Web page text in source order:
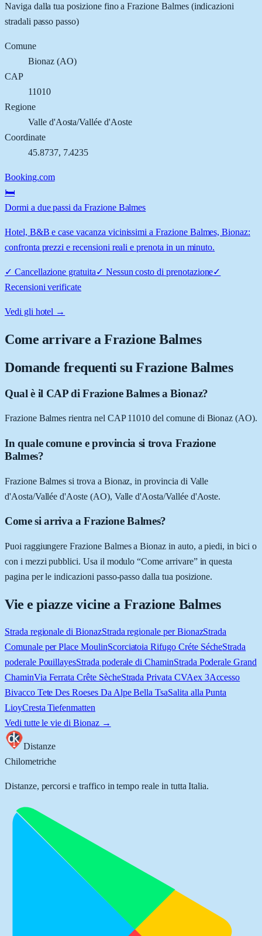
Naviga dalla tua posizione fino aFrazione Balmes(indicazioni
stradali passo passo)
Comune
Bionaz(AO)
CAP
11010
Regione
Valle d'Aosta/Vallée d'Aoste
Coordinate
45.8737, 7.4235
Booking.com
🛏️
Dormi a due passi da Frazione Balmes
Hotel, B&B e case vacanza vicinissimi a Frazione Balmes, Bionaz:
confronta prezzi e recensioni reali e prenota in un minuto.
✓ Cancellazione gratuita✓ Nessun costo di prenotazione✓
Recensioni verificate
Vedi gli hotel →
Come arrivare aFrazione Balmes
Domande frequenti su Frazione Balmes
Qual è il CAP di Frazione Balmes a Bionaz?
Frazione Balmes rientra nel CAP 11010 del comune di Bionaz (AO).
In quale comune e provincia si trova Frazione
Balmes?
Frazione Balmes si trova a Bionaz, in provincia di Valle
d'Aosta/Vallée d'Aoste (AO), Valle d'Aosta/Vallée d'Aoste.
Come si arriva a Frazione Balmes?
Puoi raggiungere Frazione Balmes a Bionaz in auto, a piedi, in bici o
con i mezzi pubblici. Usa il modulo “Come arrivare” in questa
pagina per le indicazioni passo-passo dalla tua posizione.
Vie e piazze vicine a Frazione Balmes
Strada regionale di BionazStrada regionale per BionazStrada
Comunale per Place MoulinScorciatoia Rifugo Créte SécheStrada
poderale PouillayesStrada poderale di ChaminStrada Poderale Grand
ChaminVia Ferrata Crête SècheStrada Privata CVAex 3Accesso
Bivacco Tete Des Roeses Da Alpe Bella TsaSalita alla Punta
LioyCresta Tiefenmatten
Vedi tutte le vie di Bionaz→
Distanze
Chilometriche
Distanze, percorsi e traffico in tempo reale in tutta Italia.